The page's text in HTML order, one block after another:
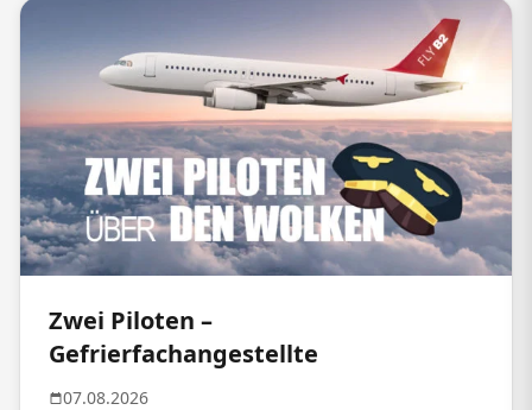
Zwei Piloten –
Gefrierfachangestellte
07.08.2026